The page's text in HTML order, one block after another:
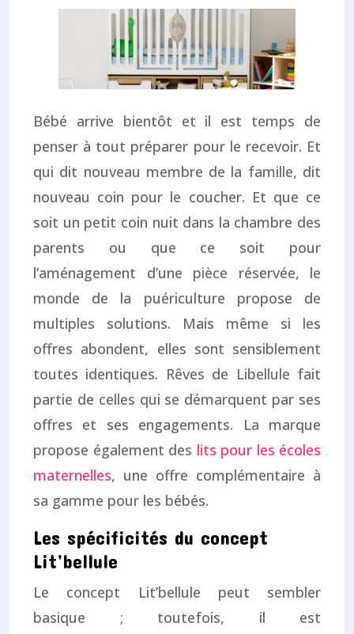
Bébé arrive bientôt et il est temps de
penser à tout préparer pour le recevoir. Et
qui dit nouveau membre de la famille, dit
nouveau coin pour le coucher. Et que ce
soit un petit coin nuit dans la chambre des
parents ou que ce soit pour
l’aménagement d’une pièce réservée, le
monde de la puériculture propose de
multiples solutions. Mais même si les
offres abondent, elles sont sensiblement
toutes identiques. Rêves de Libellule fait
partie de celles qui se démarquent par ses
offres et ses engagements. La marque
propose également des lits pour les écoles
maternelles, une offre complémentaire à
sa gamme pour les bébés.
Les spécificités du concept
Lit’bellule
Le concept Lit’bellule peut sembler
basique ; toutefois, il est